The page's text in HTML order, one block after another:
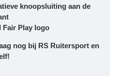
knoopsluiting aan de
Fair Play logo
nog bij RS Ruitersport en